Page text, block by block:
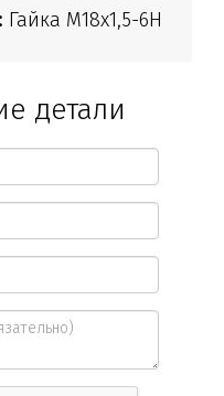
Гайка М18х1,5-6Н
детали